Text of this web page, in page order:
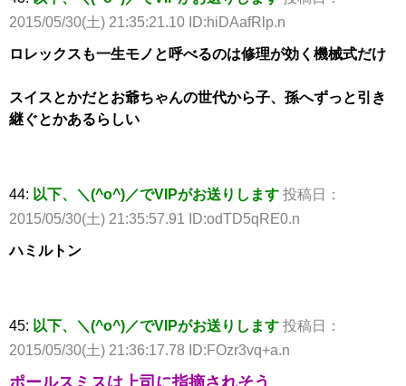
2015/05/30(土) 21:35:21.10 ID:hiDAafRlp.n
ロレックスも一生モノと呼べるのは修理が効く機械式だけ
スイスとかだとお爺ちゃんの世代から子、孫へずっと引き
継ぐとかあるらしい
44: 以下、＼(^o^)／でVIPがお送りします 投稿日：
2015/05/30(土) 21:35:57.91 ID:odTD5qRE0.n
ハミルトン
45: 以下、＼(^o^)／でVIPがお送りします 投稿日：
2015/05/30(土) 21:36:17.78 ID:FOzr3vq+a.n
ポールスミスは上司に指摘されそう